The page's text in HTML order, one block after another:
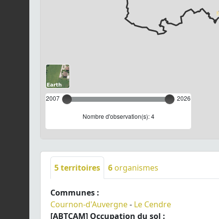
2007 2026
Nombre d'observation(s): 4
5territoires 6 organismes
Communes :
Cournon-d'Auvergne- Le Cendre
[ABTCAM] Occupation du sol :